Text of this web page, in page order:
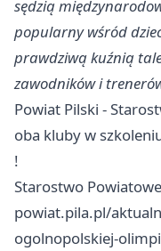
sędzią
popularny wśród
prawdziwą kuźnią
zawodników i
Powiat Pilski -
oba kluby w
!
Starostwo
powiat.pila.pl/
ogolnopolskiej-